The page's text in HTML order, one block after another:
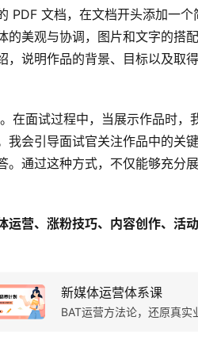
PDF 文档，在文档开头添加一
美观与协调，图片和文字的搭
，说明作品的背景、目标以及取
在面试过程中，当展示作品时
我会引导面试官关注作品中的关
。通过这种方式，不仅能够充分
运营、涨粉技巧、内容创作、活
新媒体运营体系课
BAT运营方法论，还原真实